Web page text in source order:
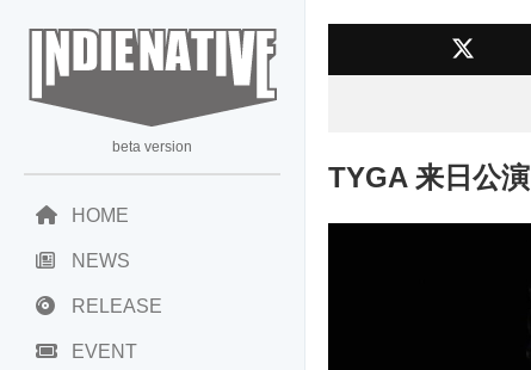
beta version
HOME
NEWS
RELEASE
EVENT
TYGA 来日公演